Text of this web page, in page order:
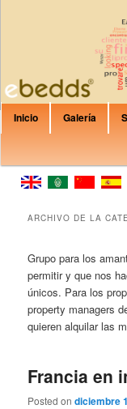
Are you Looking for
Islands, Italy, Spain,
can find any
Menú principal
Ir al contenido
Ir al contenido
Inicio Galería
ARCHIVO DE LA
Grupo para los
permitir y que nos
únicos. Para los
property managers
quieren alquilar las
Francia en
Posted ondiciembre